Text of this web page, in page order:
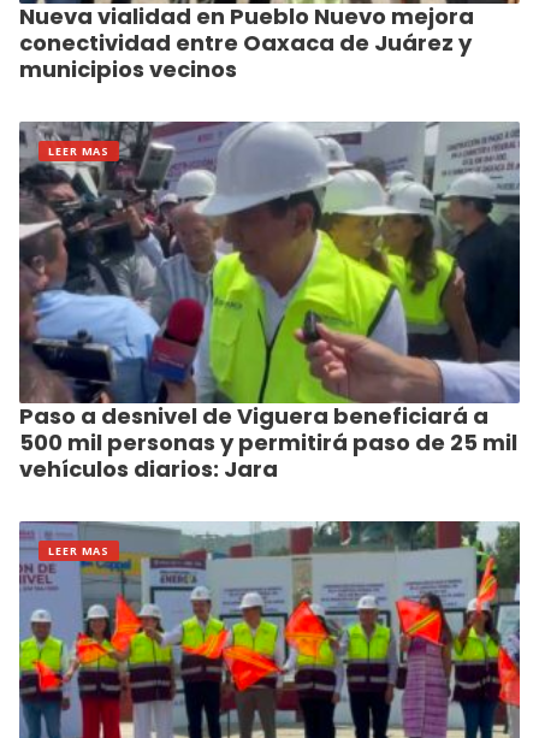
Nueva vialidad en Pueblo Nuevo mejora
conectividad entre Oaxaca de Juárez y
municipios vecinos
LEER MAS
Paso a desnivel de Viguera beneficiará a
500 mil personas y permitirá paso de 25 mil
vehículos diarios: Jara
LEER MAS